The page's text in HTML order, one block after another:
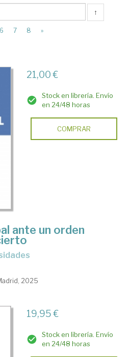
↑
6 7 8 »
21,00 €
Stock en librería. Envío
en 24/48 horas
COMPRAR
ante un orden
2025
19,95 €
Stock en librería. Envío
en 24/48 horas